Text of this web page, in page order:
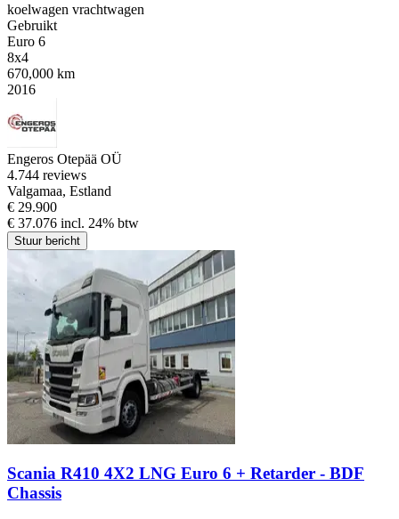
koelwagen vrachtwagen
Gebruikt
Euro 6
8x4
670,000 km
2016
Engeros Otepää OÜ
4.744 reviews
Valgamaa, Estland
€ 29.900
€ 37.076 incl. 24% btw
Stuur bericht
Scania R410 4X2 LNG Euro 6 + Retarder - BDF
Chassis